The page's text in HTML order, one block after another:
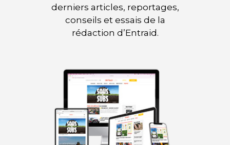
derniers articles, reportages,
conseils et essais de la
rédaction d’Entraid.